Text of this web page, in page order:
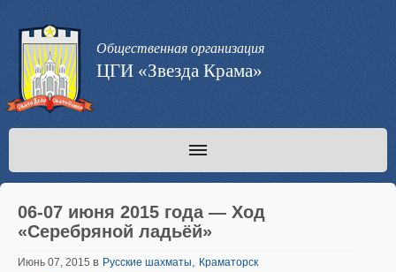
Общественная организация
ЦГИ «Звезда Крама»
06-07 июня 2015 года — Ход
«Серебряной ладьёй»
Июнь 07, 2015 в Русские шахматы, Краматорск